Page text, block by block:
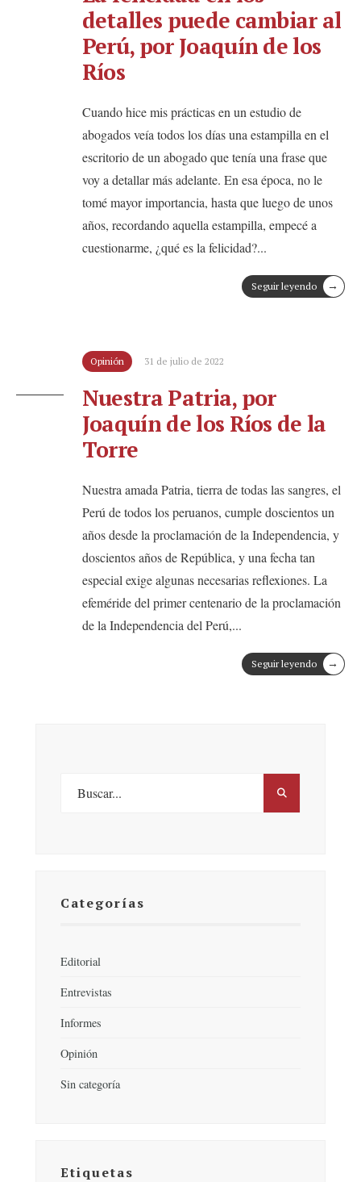
detalles puede cambiar al
Perú, por Joaquín de los
Ríos
Cuando hice mis prácticas en un estudio de
abogados veía todos los días una estampilla en el
escritorio de un abogado que tenía una frase que
voy a detallar más adelante. En esa época, no le
tomé mayor importancia, hasta que luego de unos
años, recordando aquella estampilla, empecé a
cuestionarme, ¿qué es la felicidad?...
Seguir leyendo →
Opinión 31 de julio de 2022
Nuestra Patria, por
Joaquín de los Ríos de la
Torre
Nuestra amada Patria, tierra de todas las sangres, el
Perú de todos los peruanos, cumple doscientos un
años desde la proclamación de la Independencia, y
doscientos años de República, y una fecha tan
especial exige algunas necesarias reflexiones. La
efeméride del primer centenario de la proclamación
de la Independencia del Perú,...
Seguir leyendo →
Categorías
Editorial
Entrevistas
Informes
Opinión
Sin categoría
Etiquetas